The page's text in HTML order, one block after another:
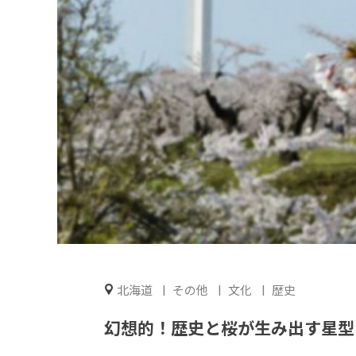
北海道 その他 文化 歴史
幻想的！歴史と桜が生み出す星